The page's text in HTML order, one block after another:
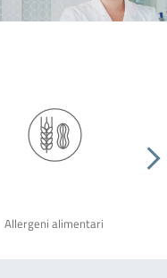
Allergeni alimentari